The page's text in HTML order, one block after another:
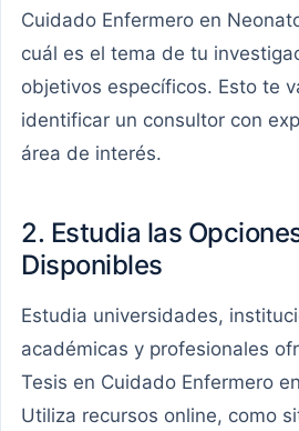
Cuidado Enfermero en
cuál es el tema de tu
objetivos específicos. Esto te
identificar un consultor con
área de interés.
2. Estudia las
Disponibles
Estudia universidades,
académicas y profesionales
Tesis en Cuidado Enfermero
Utiliza recursos online, como